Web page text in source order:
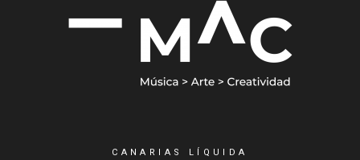
CANARIAS LÍQUIDA